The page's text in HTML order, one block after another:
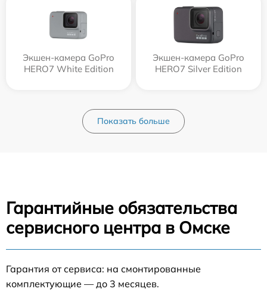
Экшен-камера GoPro
HERO7 White Edition
Экшен-камера GoPro
HERO7 Silver Edition
Показать больше
Гарантийные обязательства
сервисного центра в Омске
Гарантия от сервиса: на смонтированные
комплектующие — до 3 месяцев.